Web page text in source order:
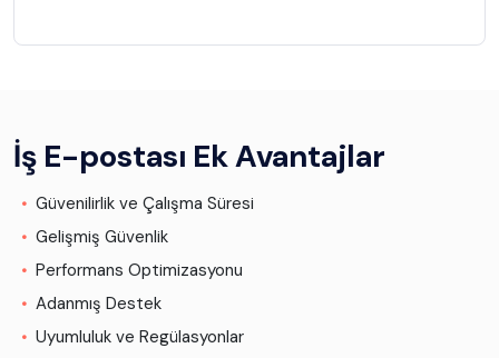
İş E-postası Ek Avantajlar
Güvenilirlik ve Çalışma Süresi
Gelişmiş Güvenlik
Performans Optimizasyonu
Adanmış Destek
Uyumluluk ve Regülasyonlar